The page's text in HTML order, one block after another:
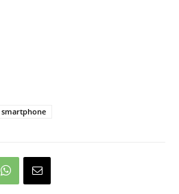
smartphone